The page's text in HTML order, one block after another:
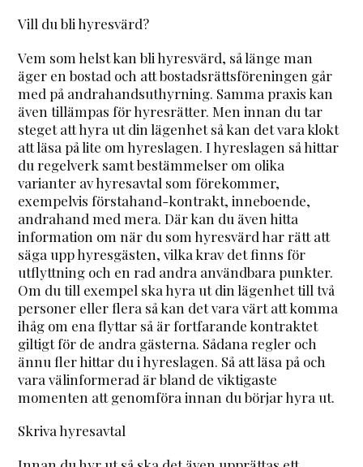
Vill du bli hyresvärd?
Vem som helst kan bli hyresvärd, så länge man
äger en bostad och att bostadsrättsföreningen går
med på andrahandsuthyrning. Samma praxis kan
även tillämpas för hyresrätter. Men innan du tar
steget att hyra ut din lägenhet så kan det vara klokt
att läsa på lite om hyreslagen. I hyreslagen så hittar
du regelverk samt bestämmelser om olika
varianter av hyresavtal som förekommer,
exempelvis förstahand-kontrakt, inneboende,
andrahand med mera. Där kan du även hitta
information om när du som hyresvärd har rätt att
säga upp hyresgästen, vilka krav det finns för
utflyttning och en rad andra användbara punkter.
Om du till exempel ska hyra ut din lägenhet till två
personer eller flera så kan det vara värt att komma
ihåg om ena flyttar så är fortfarande kontraktet
giltigt för de andra gästerna. Sådana regler och
ännu fler hittar du i hyreslagen. Så att läsa på och
vara välinformerad är bland de viktigaste
momenten att genomföra innan du börjar hyra ut.
Skriva hyresavtal